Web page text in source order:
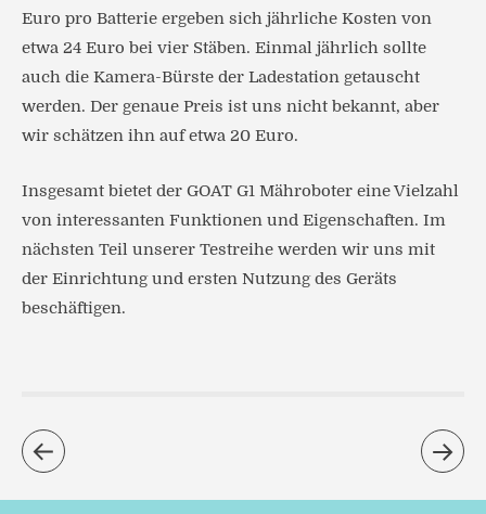
Euro pro Batterie ergeben sich jährliche Kosten von
etwa 24 Euro bei vier Stäben. Einmal jährlich sollte
auch die Kamera-Bürste der Ladestation getauscht
werden. Der genaue Preis ist uns nicht bekannt, aber
wir schätzen ihn auf etwa 20 Euro.
Insgesamt bietet der GOAT G1 Mähroboter eine Vielzahl
von interessanten Funktionen und Eigenschaften. Im
nächsten Teil unserer Testreihe werden wir uns mit
der Einrichtung und ersten Nutzung des Geräts
beschäftigen.